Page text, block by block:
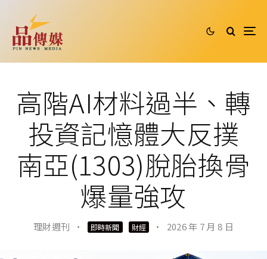
高階AI材料過半、轉
投資記憶體大反撲
南亞(1303)脫胎換骨
爆量強攻
理財週刊 · 即時新聞 財經 · 2026 年 7 月 8 日